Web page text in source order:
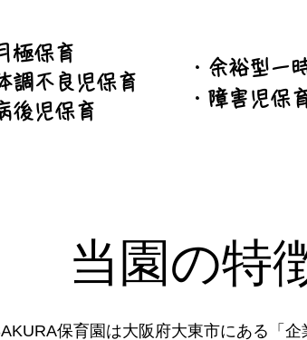
極保育
調不良児保育
後児保育
・余裕型一
・障害児保
当園の特
保育園は大阪府大東市にある「企